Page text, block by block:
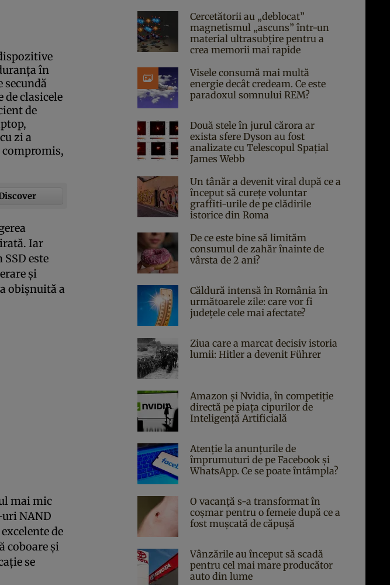
în
secundă
de clasicele
de
zi a
compromis,
Iar
este
şi
obişnuită a
mai mic
uri NAND
de
coboare şi
se
Cercetătorii au „deblocat”
magnetismul „ascuns” într-un
material ultrasubțire pentru a
crea memorii mai rapide
Visele consumă mai multă
energie decât credeam. Ce este
paradoxul somnului REM?
Două stele în jurul cărora ar
exista sfere Dyson au fost
analizate cu Telescopul Spațial
James Webb
Un tânăr a devenit viral după ce a
început să curețe voluntar
graffiti-urile de pe clădirile
istorice din Roma
De ce este bine să limităm
consumul de zahăr înainte de
vârsta de 2 ani?
Căldură intensă în România în
următoarele zile: care vor fi
județele cele mai afectate?
Ziua care a marcat decisiv istoria
lumii: Hitler a devenit Führer
Amazon și Nvidia, în competiție
directă pe piața cipurilor de
Inteligență Artificială
Atenție la anunțurile de
împrumuturi de pe Facebook și
WhatsApp. Ce se poate întâmpla?
O vacanță s-a transformat în
coșmar pentru o femeie după ce a
fost mușcată de căpușă
Vânzările au început să scadă
pentru cel mai mare producător
auto din lume